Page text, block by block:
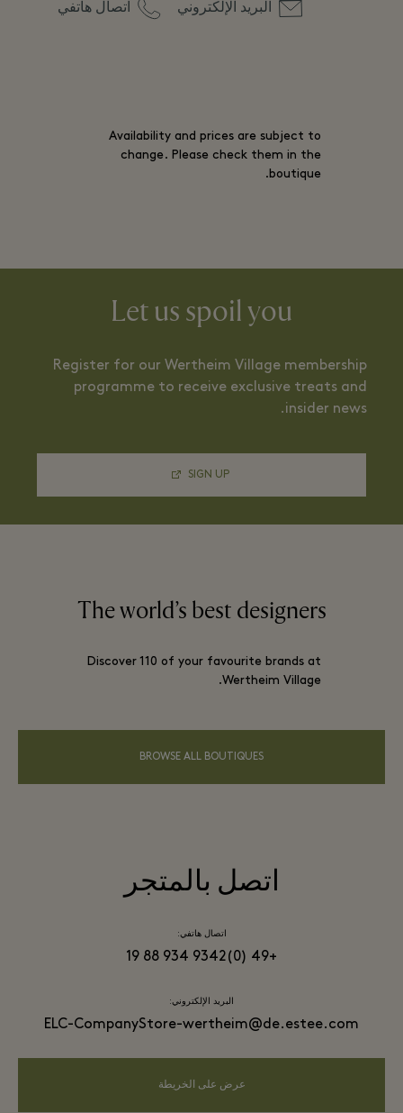
البريد الإلكتروني اتصال هاتفي
Availability and prices are subject to
change. Please check them in the
boutique.
Let us spoil you
Register for our Wertheim Village membership
programme to receive exclusive treats and
insider news.
SIGN UP
The world’s best designers
Discover 110 of your favourite brands at
Wertheim Village.
BROWSE ALL BOUTIQUES
اتصل بالمتجر
اتصال هاتفي:
+49 (0)9342 934 88 19
البريد الإلكتروني:
ELC-CompanyStore-wertheim@de.estee.com
عرض على الخريطة